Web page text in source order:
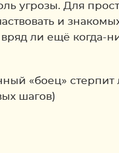
угрозы. Для
и
ли ещё когда-
«боец»
шагов)